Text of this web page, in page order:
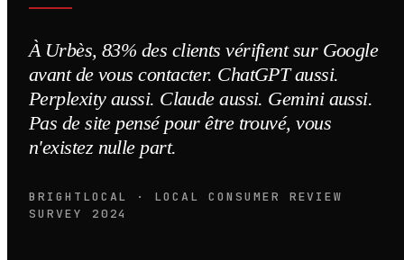
À Urbès, 83% des clients vérifient sur Google
avant de vous contacter. ChatGPT aussi.
Perplexity aussi. Claude aussi. Gemini aussi.
Pas de site pensé pour être trouvé, vous
n'existez nulle part.
BRIGHTLOCAL · LOCAL CONSUMER REVIEW
SURVEY 2024